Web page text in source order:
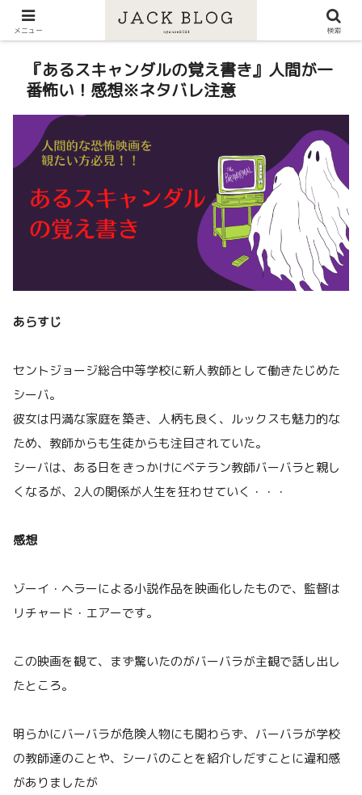
『あるスキャンダルの覚え書き』人間が一
番怖い！感想※ネタバレ注意
あらすじ
セントジョージ総合中等学校に新人教師として働きたじめた
シーバ。
彼女は円満な家庭を築き、人柄も良く、ルックスも魅力的な
ため、教師からも生徒からも注目されていた。
シーバは、ある日をきっかけにベテラン教師バーバラと親し
くなるが、2人の関係が人生を狂わせていく・・・
感想
ゾーイ・ヘラーによる小説作品を映画化したもので、監督は
リチャード・エアーです。
この映画を観て、まず驚いたのがバーバラが主観で話し出し
たところ。
明らかにバーバラが危険人物にも関わらず、バーバラが学校
の教師達のことや、シーバのことを紹介しだすことに違和感
がありましたが
メニュー 検索